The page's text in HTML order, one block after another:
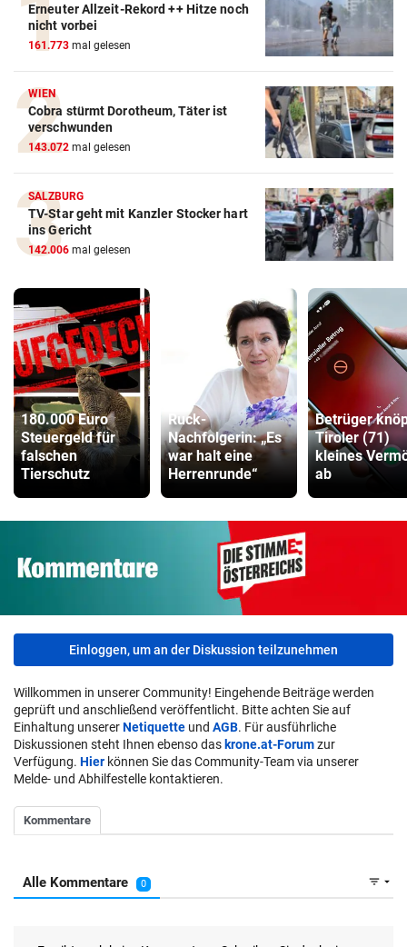
Erneuter Allzeit-Rekord ++ Hitze noch
nicht vorbei
161.773 mal gelesen
WIEN
Cobra stürmt Dorotheum, Täter ist
verschwunden
143.072 mal gelesen
SALZBURG
TV-Star geht mit Kanzler Stocker hart
ins Gericht
142.006 mal gelesen
180.000 Euro
Steuergeld für
falschen
Tierschutz
Ruck-
Nachfolgerin: „Es
war halt eine
Herrenrunde“
Betrüger
Tiroler (71)
kleines
ab
Einloggen, um an der Diskussion teilzunehmen
Willkommen in unserer Community! Eingehende Beiträge werden
geprüft und anschließend veröffentlicht. Bitte achten Sie auf
Einhaltung unsererNetiquette und AGB. Für ausführliche
Diskussionen steht Ihnen ebenso das krone.at-Forumzur
Verfügung. Hier können Sie das Community-Team via unserer
Melde- und Abhilfestelle kontaktieren.